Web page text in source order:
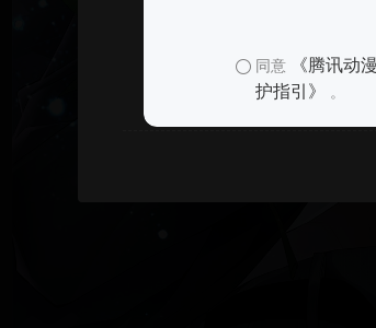
同意 《腾讯动
护指引》
。